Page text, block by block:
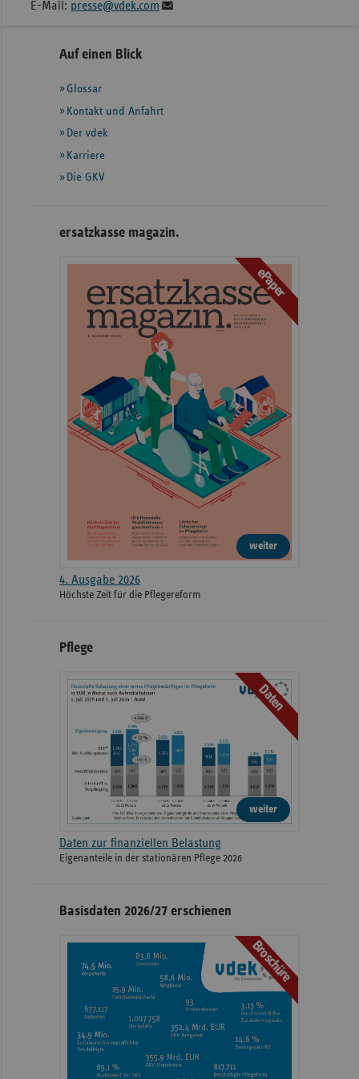
E-Mail: presse@vdek.com
Seitennavigation
Seitenleiste
weiteren
Informationen
Auf einen Blick
Glossar
Kontakt und Anfahrt
Der vdek
Karriere
Die GKV
ersatzkasse magazin.
ePaper
weiter
4. Ausgabe 2026
Höchste Zeit für die Pflegereform
Pflege
Daten
weiter
Daten zur finanziellen Belastung
Eigenanteile in der stationären Pflege 2026
Basisdaten 2026/27 erschienen
Broschüre